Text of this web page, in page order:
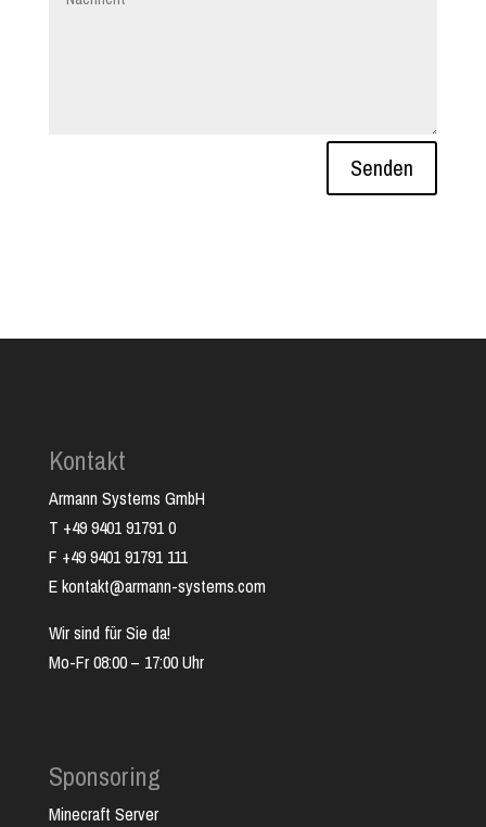
Senden
Kontakt
Armann Systems GmbH
T +49 9401 91791 0
F +49 9401 91791 111
E kontakt@armann-systems.com
Wir sind für Sie da!
Mo-Fr 08:00 – 17:00 Uhr
Sponsoring
Minecraft Server